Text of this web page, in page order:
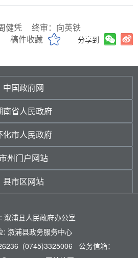
健凭
终审：向英铁
稿件收藏
分享到
中国政府网
南省人民政府
化市人民政府
州门户网站
县市区网站
溆浦县人民政府办公室
: 溆浦县政务服务中心
(0745)3325006 公务信箱：